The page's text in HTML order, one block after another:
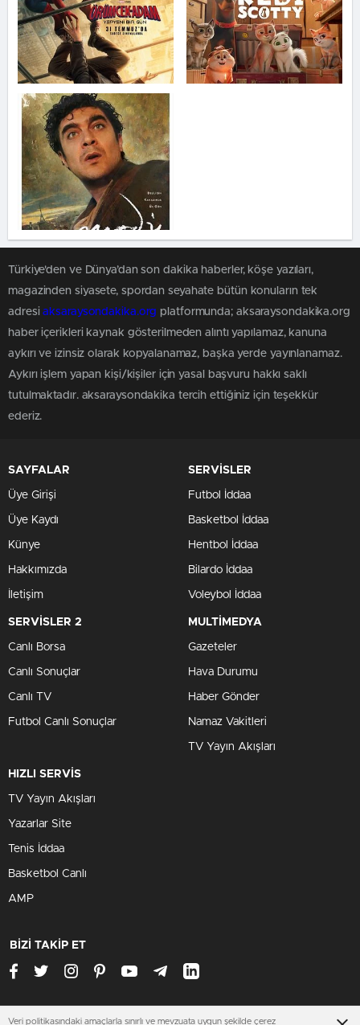
Türkiye'den ve Dünya’dan son dakika haberler, köşe yazıları,
magazinden siyasete, spordan seyahate bütün konuların tek
adresiaksaraysondakika.org platformunda; aksaraysondakika.org
haber içerikleri kaynak gösterilmeden alıntı yapılamaz, kanuna
aykırı ve izinsiz olarak kopyalanamaz, başka yerde yayınlanamaz.
Aykırı işlem yapan kişi/kişiler için yasal başvuru hakkı saklı
tutulmaktadır. aksaraysondakika tercih ettiğiniz için teşekkür
ederiz.
SAYFALAR
Üye Girişi
Üye Kaydı
Künye
Hakkımızda
İletişim
SERVİSLER
Futbol İddaa
Basketbol İddaa
Hentbol İddaa
Bilardo İddaa
Voleybol İddaa
SERVİSLER 2
Canlı Borsa
Canlı Sonuçlar
Canlı TV
Futbol Canlı Sonuçlar
MULTİMEDYA
Gazeteler
Hava Durumu
Haber Gönder
Namaz Vakitleri
TV Yayın Akışları
HIZLI SERVİS
TV Yayın Akışları
Yazarlar Site
Tenis İddaa
Basketbol Canlı
AMP
BİZİ TAKİP ET
Veri politikasındaki amaçlarla sınırlı ve mevzuata uygun şekilde çerez